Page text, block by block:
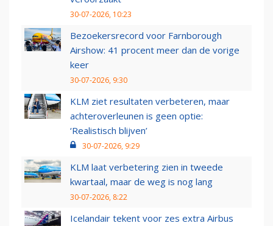
30-07-2026, 10:23
Bezoekersrecord voor Farnborough
Airshow: 41 procent meer dan de vorige
keer
30-07-2026, 9:30
KLM ziet resultaten verbeteren, maar
achteroverleunen is geen optie:
‘Realistisch blijven’
30-07-2026, 9:29
KLM laat verbetering zien in tweede
kwartaal, maar de weg is nog lang
30-07-2026, 8:22
Icelandair tekent voor zes extra Airbus